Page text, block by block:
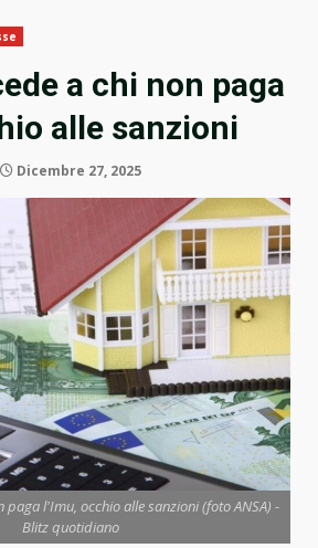
a chi non paga
alle sanzioni
Dicembre 27, 2025
paga l'Imu, occhio alle sanzioni (foto ANSA) -
Blitz quotidiano